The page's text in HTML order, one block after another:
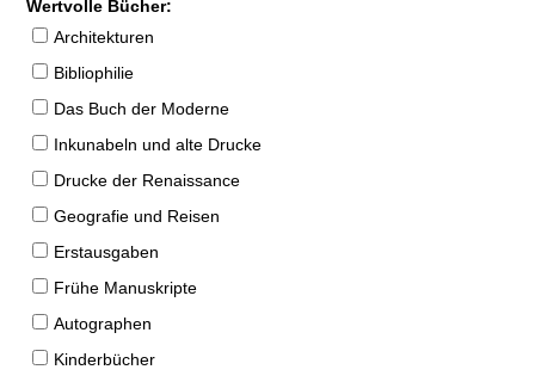
Wertvolle Bücher:
Architekturen
Bibliophilie
Das Buch der Moderne
Inkunabeln und alte Drucke
Drucke der Renaissance
Geografie und Reisen
Erstausgaben
Frühe Manuskripte
Autographen
Kinderbücher